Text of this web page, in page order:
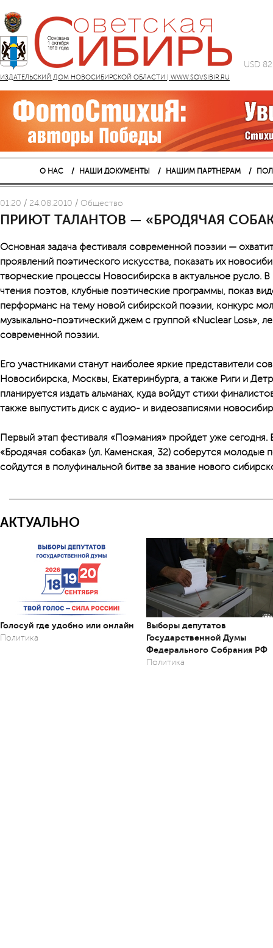
ИЗДАТЕЛЬСКИЙ ДОМ НОВОСИБИРСКОЙ ОБЛАСТИ | WWW.SOVSIBIR.RU
USD
О НАС НАШИ ДОКУМЕНТЫ НАШИМ ПАРТНЕРАМ
01:20 / 24.08.2010 / Общество
ПРИЮТ ТАЛАНТОВ — «БРОДЯЧАЯ
Основная задача фестиваля современной поэзии —
проявлений поэтического искусства, показать их
творческие процессы Новосибирска в актуальное русло.
чтения поэтов, клубные поэтические программы, показ
перформанс на тему новой сибирской поэзии, конкурс
музыкально-поэтический джем с группой «Nuclear Losь»,
современной поэзии.
Его участниками станут наиболее яркие представители
Новосибирска, Москвы, Екатеринбурга, а также Риги и
планируется издать альманах, куда войдут стихи
также выпустить диск с аудио- и видеозаписями
Первый этап фестиваля «Поэмания» пройдет уже сегодня.
«Бродячая собака» (ул. Каменская, 32) соберутся молодые
сойдутся в полуфинальной битве за звание нового
АКТУАЛЬНО
Голосуй где удобно или онлайн
Политика
Выборы депутатов
Государственной Думы
Федерального Собрания РФ
Политика